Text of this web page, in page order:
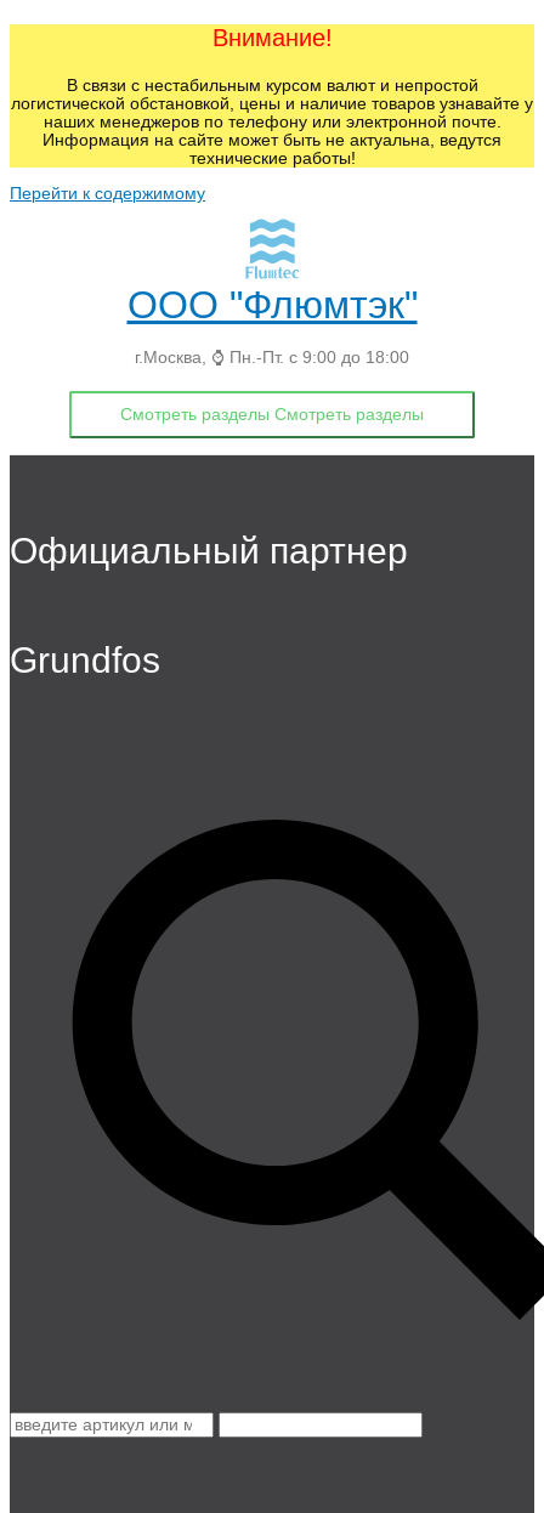
Внимание!
В связи с нестабильным курсом валют и непростой
логистической обстановкой, цены и наличие товаров узнавайте у
наших менеджеров по телефону или электронной почте.
Информация на сайте может быть не актуальна, ведутся
технические работы!
Перейти к содержимому
ООО "Флюмтэк"
г.Москва, ⌚ Пн.-Пт. с 9:00 до 18:00
Смотреть разделы Смотреть разделы
Официальный партнер
Grundfos